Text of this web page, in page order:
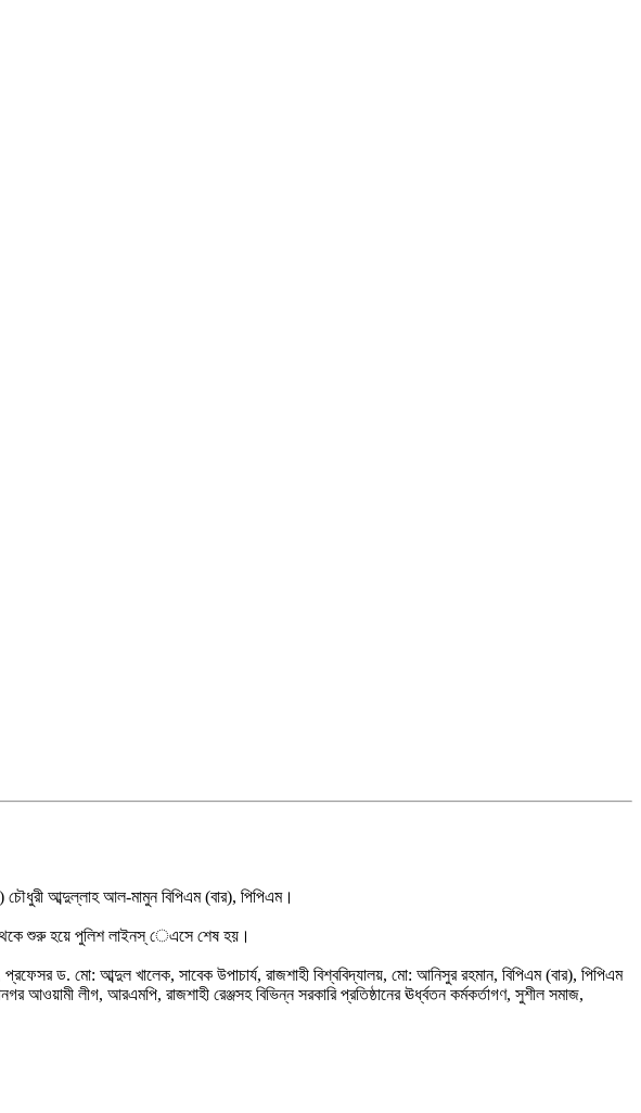
চৌধুরী আব্দুল্লাহ আল-মামুন বিপিএম (বার), পিপিএম।
থেকে শুরু হয়ে পুলিশ লাইনস্ েএসে শেষ হয়।
ড. মো: আব্দুল খালেক, সাবেক উপাচার্য, রাজশাহী বিশ্ববিদ্যালয়, মো: আনিসুর রহমান, বিপিএম (বার), পিপিএম
আওয়ামী লীগ, আরএমপি, রাজশাহী রেঞ্জসহ বিভিন্ন সরকারি প্রতিষ্ঠানের ঊর্ধ্বতন কর্মকর্তাগণ, সুশীল সমাজ,